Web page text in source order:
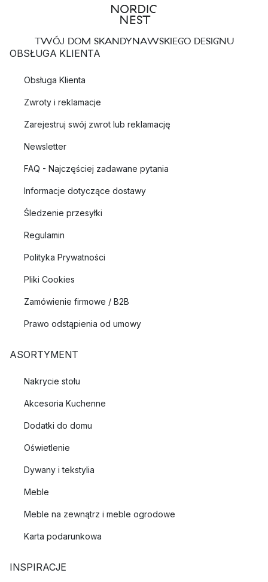
TWÓJ DOM SKANDYNAWSKIEGO DESIGNU
OBSŁUGA KLIENTA
Obsługa Klienta
Zwroty i reklamacje
Zarejestruj swój zwrot lub reklamację
Newsletter
FAQ - Najczęściej zadawane pytania
Informacje dotyczące dostawy
Śledzenie przesyłki
Regulamin
Polityka Prywatności
Pliki Cookies
Zamówienie firmowe / B2B
Prawo odstąpienia od umowy
ASORTYMENT
Nakrycie stołu
Akcesoria Kuchenne
Dodatki do domu
Oświetlenie
Dywany i tekstylia
Meble
Meble na zewnątrz i meble ogrodowe
Karta podarunkowa
INSPIRACJE